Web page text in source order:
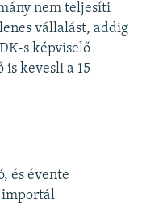
nem teljesíti
vállalást, addig
s képviselő
kevesli a 15
és évente
importál